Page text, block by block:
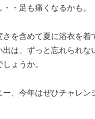
・足も痛くなるかも。
さを含めて夏に浴衣を着
出は、ずっと忘れられな
ょうか。
ー、今年はぜひチャレン